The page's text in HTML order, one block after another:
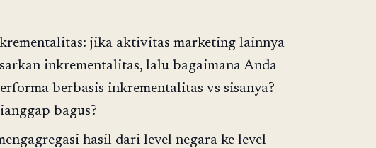
jika aktivitas marketing lainnya
inkrementalitas, lalu bagaimana Anda
berbasis inkrementalitas vs sisanya?
bagus?
hasil dari level negara ke level